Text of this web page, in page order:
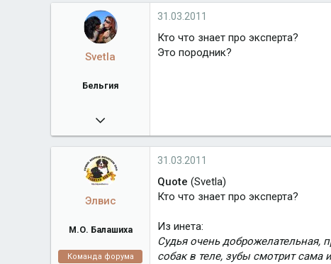
orsloboda.ru
Город
Воронеж
Svetla
Бельгия
07.07.2008
22 871
Город
Бельгия
31.03.2011
Кто что знает про эксперта?
Это породник?
Элвис
М.О. Балашиха
Команда форума
31.03.2011
Quote (Svetla)
Кто что знает про эксперта?
Из инета:
Судья очень доброжелательная,
собак в теле, зубы смотрит сама